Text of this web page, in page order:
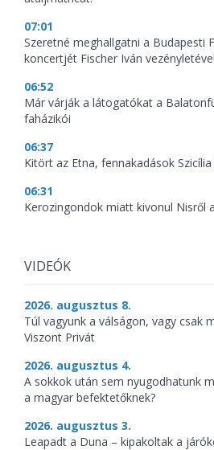
07:01
Szeretné meghallgatni a Budapesti
koncertjét Fischer Iván
06:52
Már várják a látogatókat a
faházikói
06:37
Kitört az Etna, fennakadások
06:31
Kerozingondok miatt kivonul Nisről
VIDEÓK
2026. augusztus 8.
Túl vagyunk a válságon, vagy csak
Viszont Privát
2026. augusztus 4.
A sokkok után sem nyugodhatunk
a magyar befektetőknek?
2026. augusztus 3.
Leapadt a Duna – kipakoltak a